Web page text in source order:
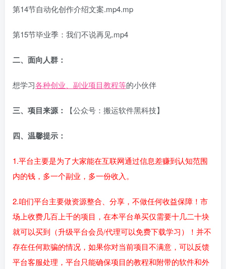
第14节自动化创作介绍文案.mp4.mp
第15节毕业季：我们不说再见.mp4
二、面向人群：
想学习各种创业、副业项目教程等的小伙伴
三、项目来源： 【公众号：搬运软件黑科技】
四、温馨提示：
1.平台主要是为了大家能在互联网通过信息差赚到认知范围
内的钱，多一个副业，多一份收入。
2.咱们平台主要做资源整合、分享，不做任何收益保障！市
场上收费几百上千的项目，在本平台单买仅需要十几二十块
就可以买到（升级平台会员/代理可以免费下载学习）！并不
存在任何欺骗的情况，如果你对当前项目不满意，可以反馈
平台客服处理，平台只能确保项目的教程和附带的软件和外